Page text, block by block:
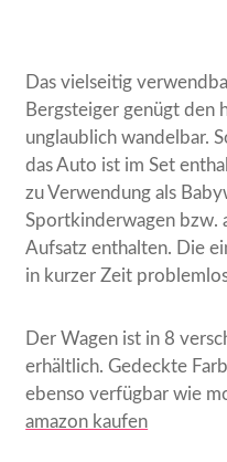
Das vielseitig
Bergsteiger genügt den
unglaublich wandelbar.
das Auto ist im Set
zu Verwendung als
Sportkinderwagen bzw.
Aufsatz enthalten. Die
in kurzer Zeit
Der Wagen ist in 8
erhältlich. Gedeckte
ebenso verfügbar wie
amazon kaufen